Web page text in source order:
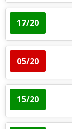
17/20
05/20
15/20